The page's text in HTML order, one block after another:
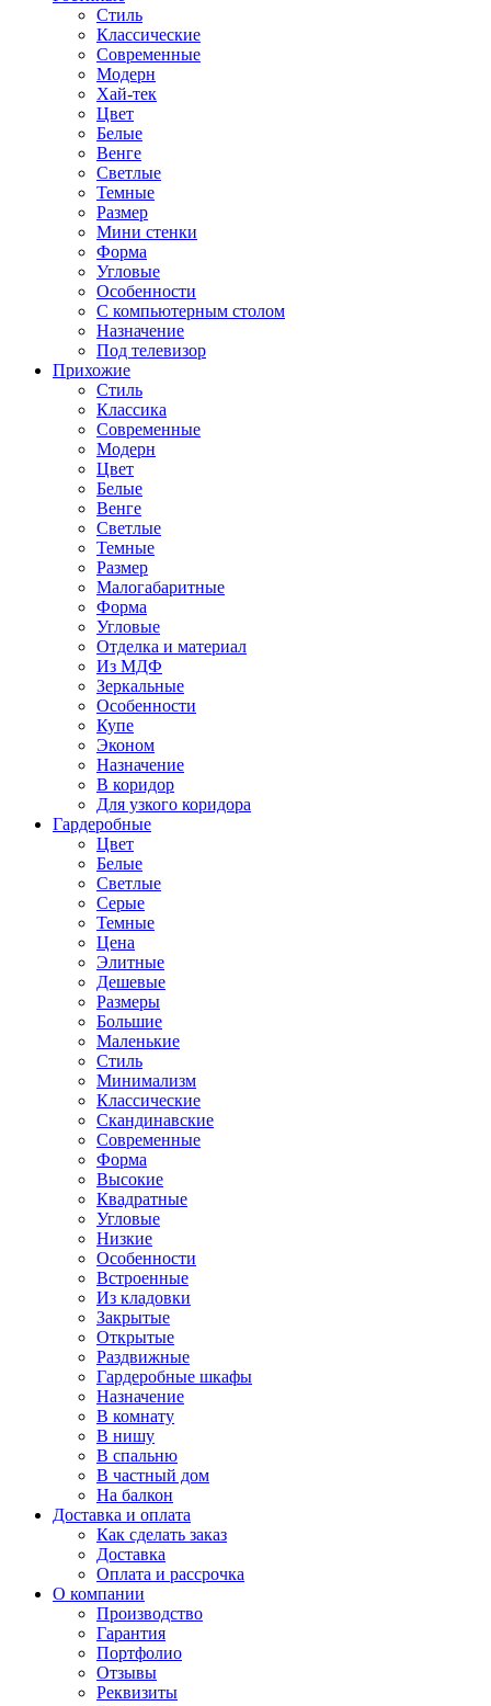
Стиль
Классические
Современные
Модерн
Хай-тек
Цвет
Белые
Венге
Светлые
Темные
Размер
Мини стенки
Форма
Угловые
Особенности
С компьютерным столом
Назначение
Под телевизор
Прихожие
Стиль
Классика
Современные
Модерн
Цвет
Белые
Венге
Светлые
Темные
Размер
Малогабаритные
Форма
Угловые
Отделка и материал
Из МДФ
Зеркальные
Особенности
Купе
Эконом
Назначение
В коридор
Для узкого коридора
Гардеробные
Цвет
Белые
Светлые
Серые
Темные
Цена
Элитные
Дешевые
Размеры
Большие
Маленькие
Стиль
Минимализм
Классические
Скандинавские
Современные
Форма
Высокие
Квадратные
Угловые
Низкие
Особенности
Встроенные
Из кладовки
Закрытые
Открытые
Раздвижные
Гардеробные шкафы
Назначение
В комнату
В нишу
В спальню
В частный дом
На балкон
Доставка и оплата
Как сделать заказ
Доставка
Оплата и рассрочка
О компании
Производство
Гарантия
Портфолио
Отзывы
Реквизиты